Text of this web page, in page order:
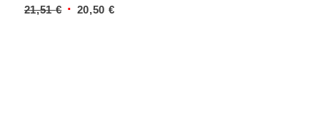
21,51€ Ursprünglicher
20,50 €Aktueller